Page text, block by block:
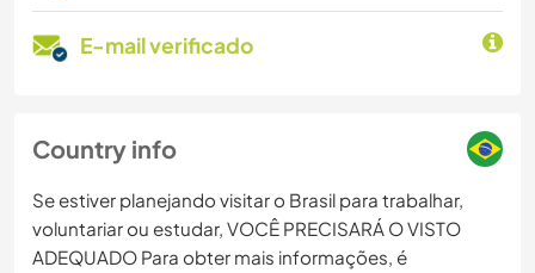
E-mail verificado
Country info
Se estiver planejando visitar o Brasil para trabalhar,
voluntariar ou estudar, VOCÊ PRECISARÁ O VISTO
ADEQUADO Para obter mais informações, é